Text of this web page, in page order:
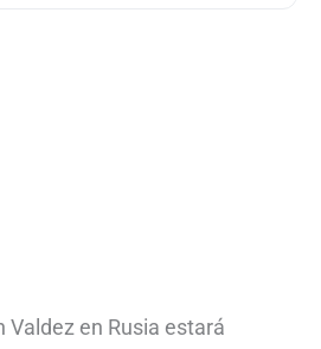
Valdez en Rusia estará